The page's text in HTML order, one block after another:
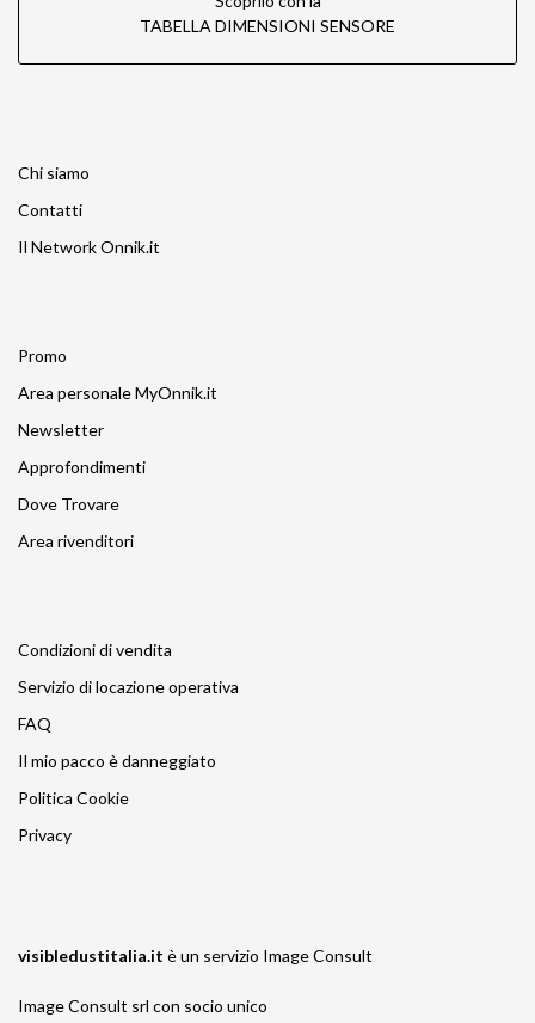
TABELLA DIMENSIONI SENSORE
Chi siamo
Contatti
Il Network Onnik.it
Promo
Area personale MyOnnik.it
Newsletter
Approfondimenti
Dove Trovare
Area rivenditori
Condizioni di vendita
Servizio di locazione operativa
FAQ
Il mio pacco è danneggiato
Politica Cookie
Privacy
visibledustitalia.it è un servizio Image Consult
Image Consult srl con socio unico